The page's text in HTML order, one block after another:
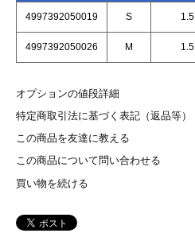
4997392050019 S 1.5
4997392050026 M 1.5
オプションの値段詳細
特定商取引法に基づく表記（返品等）
この商品を友達に教える
この商品について問い合わせる
買い物を続ける